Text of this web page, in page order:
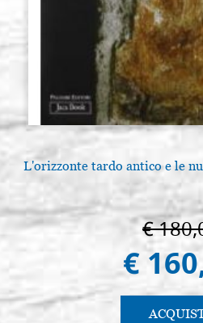
L'orizzonte tardo antico e le
€
€